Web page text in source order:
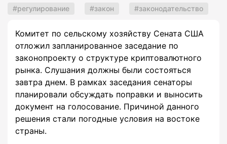
регулирование закон законодательство
Комитет по сельскому хозяйству Сената США
отложил запланированное заседание по
законопроекту о структуре криптовалютного
рынка. Слушания должны были состояться
завтра днем. В рамках заседания сенаторы
планировали обсуждать поправки и выносить
документ на голосование. Причиной данного
решения стали погодные условия на востоке
страны.